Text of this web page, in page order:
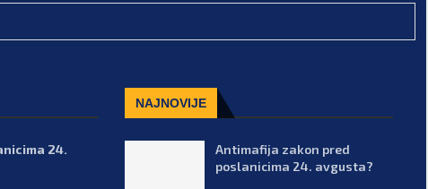
24.
NAJNOVIJE
Antimafija zakon pred
poslanicima 24. avgusta?